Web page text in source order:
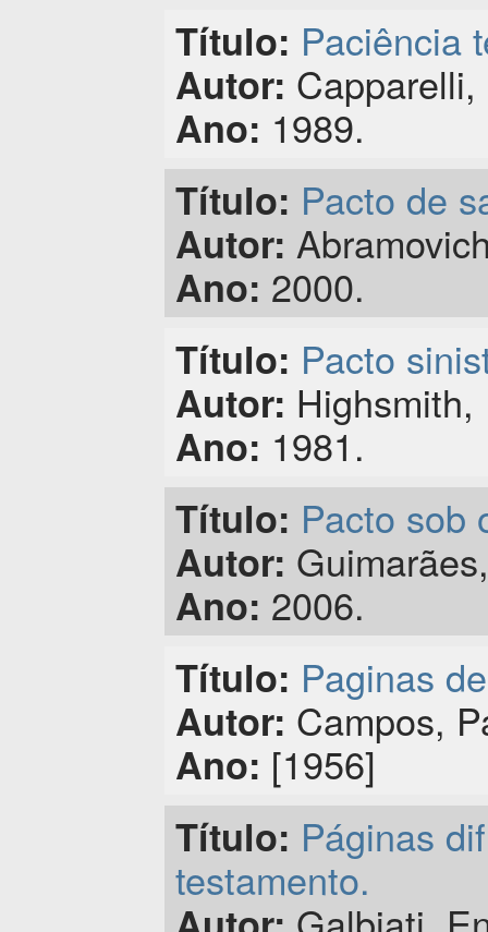
Título: Paciência
Autor:
Ano: 1989.
Título: Pacto de
Autor:
Ano: 2000.
Título: Pacto
Autor:
Ano: 1981.
Título: Pacto sob
Autor:
Ano: 2006.
Título: Paginas
Autor: Campos,
Ano: [1956]
Título: Páginas
testamento.